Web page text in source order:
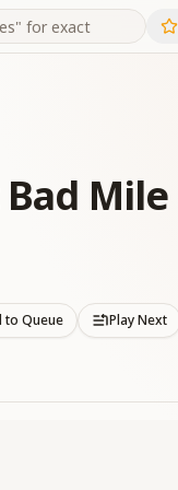
Mile
to Queue Play Next